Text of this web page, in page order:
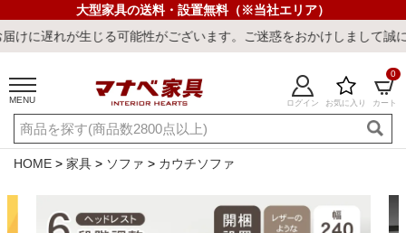
大型家具の送料・設置無料（※当社エリア）
がございます。ご迷惑をおかけしまして誠に申し訳ございません。
MENU ログイン お気に入り カート
0
ご利用ガイド 新規会員登録
店舗一覧 閲覧履歴
HOME 家具 ソファ カウチソファ